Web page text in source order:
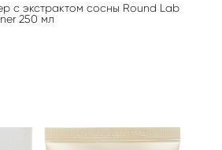
с экстрактом сосны Round Lab
250 мл